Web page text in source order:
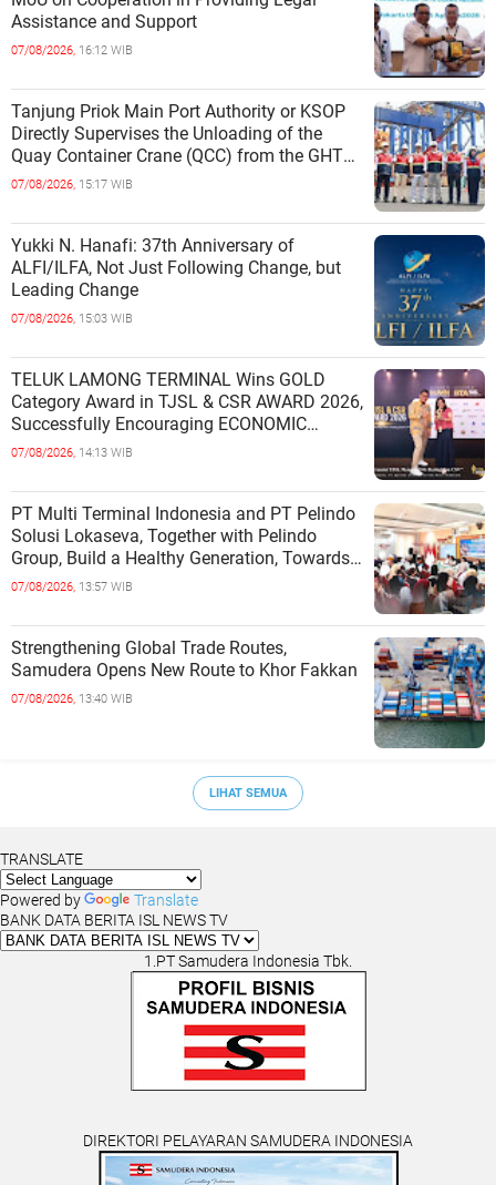
Assistance and Support
07/08/2026, 16:12 WIB
Tanjung Priok Main Port Authority or KSOP
Directly Supervises the Unloading of the
Quay Container Crane (QCC) from the GHT
Marimas Ship at the North J
07/08/2026, 15:17 WIB
Yukki N. Hanafi: 37th Anniversary of
ALFI/ILFA, Not Just Following Change, but
Leading Change
07/08/2026, 15:03 WIB
TELUK LAMONG TERMINAL Wins GOLD
Category Award in TJSL & CSR AWARD 2026,
Successfully Encouraging ECONOMIC
INDEPENDENCE OF COASTAL
07/08/2026, 14:13 WIB
PT Multi Terminal Indonesia and PT Pelindo
Solusi Lokaseva, Together with Pelindo
Group, Build a Healthy Generation, Towards
a Golden Indonesia
07/08/2026, 13:57 WIB
Strengthening Global Trade Routes,
Samudera Opens New Route to Khor Fakkan
07/08/2026, 13:40 WIB
LIHAT SEMUA
TRANSLATE
Powered by
Translate
BANK DATA BERITA ISL NEWS TV
1.PT Samudera Indonesia Tbk.
DIREKTORI PELAYARAN SAMUDERA INDONESIA